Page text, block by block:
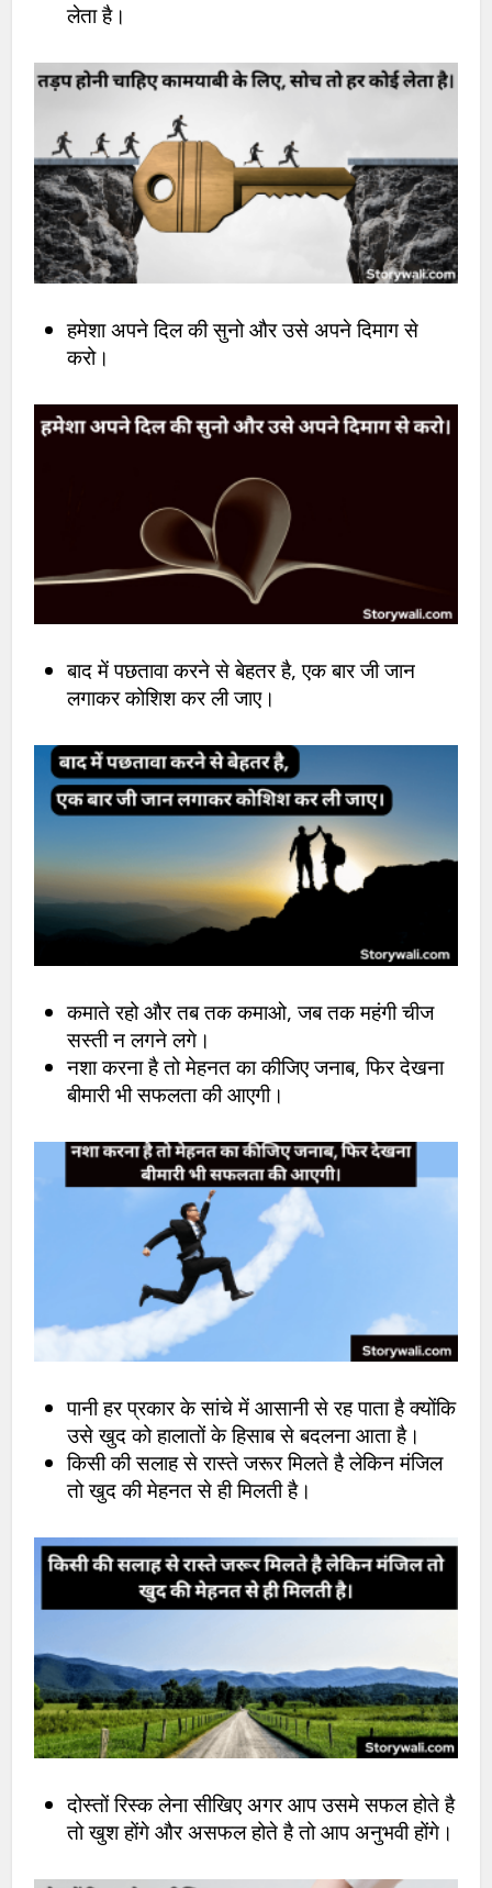
लेता है।
हमेशा अपने दिल की सुनो और उसे अपने दिमाग से
करो।
बाद में पछतावा करने से बेहतर है, एक बार जी जान
लगाकर कोशिश कर ली जाए।
कमाते रहो और तब तक कमाओ, जब तक महंगी चीज
सस्ती न लगने लगे।
नशा करना है तो मेहनत का कीजिए जनाब, फिर देखना
बीमारी भी सफलता की आएगी।
पानी हर प्रकार के सांचे में आसानी से रह पाता है क्योंकि
उसे खुद को हालातों के हिसाब से बदलना आता है।
किसी की सलाह से रास्ते जरूर मिलते है लेकिन मंजिल
तो खुद की मेहनत से ही मिलती है।
दोस्तों रिस्क लेना सीखिए अगर आप उसमे सफल होते है
तो खुश होंगे और असफल होते है तो आप अनुभवी होंगे।